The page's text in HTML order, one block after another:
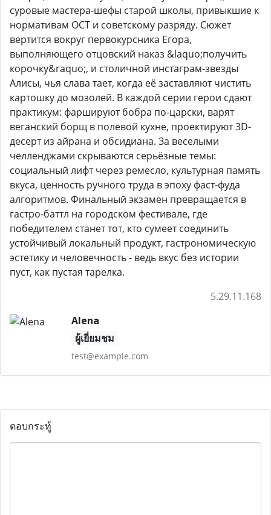
суровые мастера-шефы старой школы, привыкшие к
нормативам ОСТ и советскому разряду. Сюжет
вертится вокруг первокурсника Егора,
выполняющего отцовский наказ &laquo;получить
корочку&raquo;, и столичной инстаграм-звезды
Алисы, чья слава тает, когда её заставляют чистить
картошку до мозолей. В каждой серии герои сдают
практикум: фаршируют бобра по-царски, варят
веганский борщ в полевой кухне, проектируют 3D-
десерт из айрана и обсидиана. За веселыми
челленджами скрываются серьёзные темы:
социальный лифт через ремесло, культурная память
вкуса, ценность ручного труда в эпоху фаст-фуда
алгоритмов. Финальный экзамен превращается в
гастро-баттл на городском фестивале, где
победителем станет тот, кто сумеет соединить
устойчивый локальный продукт, гастрономическую
эстетику и человечность - ведь вкус без истории
пуст, как пустая тарелка.
5.29.11.168
Alena
ผู้เยี่ยมชม
test@example.com
ตอบกระทู้